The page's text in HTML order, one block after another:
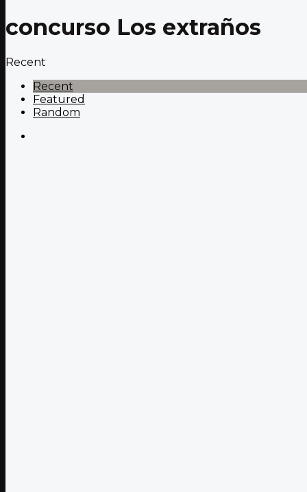
concurso Los extraños
Recent
Recent
Featured
Random